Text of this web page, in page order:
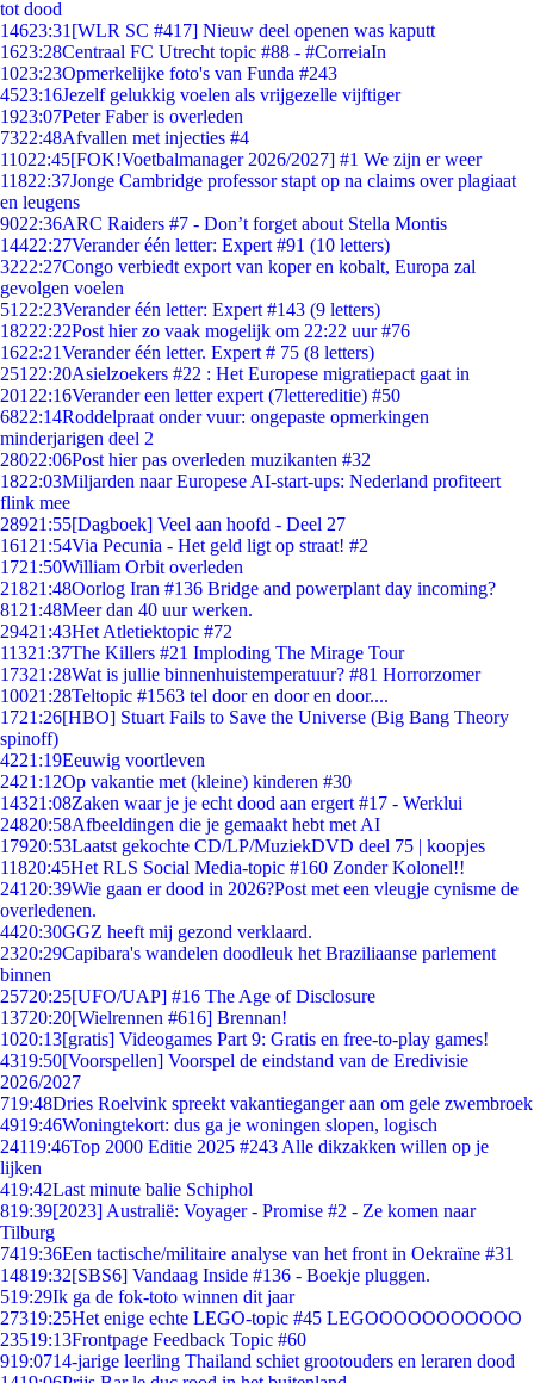
tot dood
14623:31 [WLR SC #417] Nieuw deel openen was kaputt
1623:28Centraal FC Utrecht topic #88 - #CorreiaIn
1023:23Opmerkelijke foto's van Funda #243
4523:16Jezelf gelukkig voelen als vrijgezelle vijftiger
1923:07Peter Faber is overleden
7322:48Afvallen met injecties #4
11022:45[FOK!Voetbalmanager 2026/2027] #1 We zijn er weer
11822:37Jonge Cambridge professor stapt op na claims over plagiaat
en leugens
9022:36ARC Raiders #7 - Don’t forget about Stella Montis
14422:27Verander één letter: Expert #91 (10 letters)
3222:27Congo verbiedt export van koper en kobalt, Europa zal
gevolgen voelen
51 22:23Verander één letter: Expert #143 (9 letters)
18222:22Post hier zo vaak mogelijk om 22:22 uur #76
1622:21Verander één letter. Expert # 75 (8 letters)
251 22:20Asielzoekers #22 : Het Europese migratiepact gaat in
201 22:16Verander een letter expert (7lettereditie) #50
6822:14Roddelpraat onder vuur: ongepaste opmerkingen
minderjarigen deel 2
28022:06Post hier pas overleden muzikanten #32
1822:03Miljarden naar Europese AI-start-ups: Nederland profiteert
flink mee
28921:55[Dagboek] Veel aan hoofd - Deel 27
161 21:54Via Pecunia - Het geld ligt op straat! #2
1721:50William Orbit overleden
21821:48Oorlog Iran #136 Bridge and powerplant day incoming?
81 21:48Meer dan 40 uur werken.
29421:43Het Atletiektopic #72
11321:37The Killers #21 Imploding The Mirage Tour
17321:28Wat is jullie binnenhuistemperatuur? #81 Horrorzomer
10021:28Teltopic #1563 tel door en door en door....
1721:26[HBO] Stuart Fails to Save the Universe (Big Bang Theory
spinoff)
4221:19Eeuwig voortleven
2421:12Op vakantie met (kleine) kinderen #30
14321:08Zaken waar je je echt dood aan ergert #17 - Werklui
24820:58Afbeeldingen die je gemaakt hebt met AI
17920:53Laatst gekochte CD/LP/MuziekDVD deel 75 | koopjes
11820:45Het RLS Social Media-topic #160 Zonder Kolonel!!
241 20:39Wie gaan er dood in 2026?Post met een vleugje cynisme de
overledenen.
4420:30GGZ heeft mij gezond verklaard.
2320:29Capibara's wandelen doodleuk het Braziliaanse parlement
binnen
25720:25[UFO/UAP] #16 The Age of Disclosure
13720:20[Wielrennen #616] Brennan!
1020:13[gratis] Videogames Part 9: Gratis en free-to-play games!
4319:50[Voorspellen] Voorspel de eindstand van de Eredivisie
2026/2027
719:48Dries Roelvink spreekt vakantieganger aan om gele zwembroek
4919:46Woningtekort: dus ga je woningen slopen, logisch
24119:46Top 2000 Editie 2025 #243 Alle dikzakken willen op je
lijken
419:42Last minute balie Schiphol
819:39[2023] Australië: Voyager - Promise #2 - Ze komen naar
Tilburg
7419:36Een tactische/militaire analyse van het front in Oekraïne #31
14819:32[SBS6] Vandaag Inside #136 - Boekje pluggen.
519:29Ik ga de fok-toto winnen dit jaar
27319:25Het enige echte LEGO-topic #45 LEGOOOOOOOOOOO
23519:13Frontpage Feedback Topic #60
919:0714-jarige leerling Thailand schiet grootouders en leraren dood